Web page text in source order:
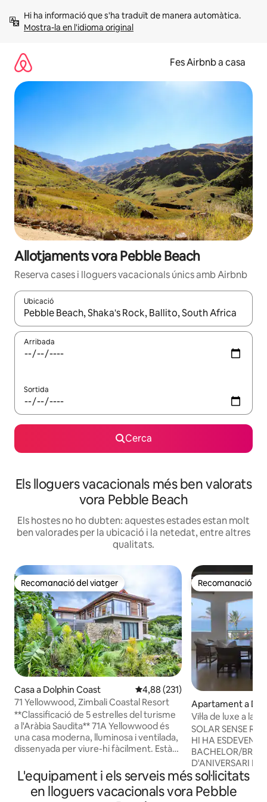
Mostra-la en l'idioma original
Fes Airbnb a casa
Allotjaments vora Pebble Beach
Reserva cases i lloguers vacacionals únics amb Airbnb
Ubicació
Quan els resultats estiguin disponibles, podràs navegar-hi a
Arribada
Sortida
Cerca
Els lloguers vacacionals més ben valorats
vora Pebble Beach
Els hostes no ho dubten: aquestes estades estan molt
ben valorades per la ubicació i la netedat, entre altres
qualitats.
Recomanació del viatger
Recomanació del viatger
Casa a Dolphin Coast 4,88 de puntuació mitjana d'un
4,88 (231)
71 Yellowwood, Zimbali Coastal Resort
**Classificació de 5 estrelles del turisme
a l'Aràbia Saudita** 71A Yellowwood és
una casa moderna, lluminosa i ventilada,
dissenyada per viure-hi fàcilment. Està
Resort, que compta amb nombroses
instal·lacions, com ara un camp de golf
Tom Weiskopf, 5 piscines, incloent-hi una
Recomanació
Recomanació
Apartament a
t
Vil·la de luxe a la
SOLAR SENSE
HI HA
BACHELOR/
D'ANIVERSARI La nostra vil·la està situada
en un petit
amb vistes al
directe a la platja i
L'equipament i els serveis més sol·licitats
en lloguers vacacionals vora Pebble